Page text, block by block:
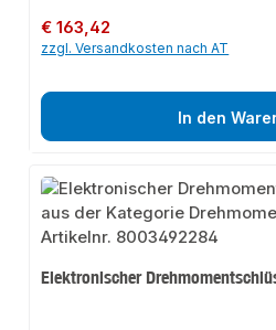
Regulärer Preis:
€ 163,42
zzgl. Versandkosten nach AT
In den
Elektronischer